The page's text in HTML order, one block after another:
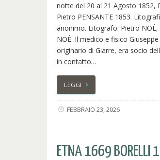
notte del 20 al 21 Agosto 1852,
Pietro PENSANTE 1853.
anonimo. Litografo: Pietro
NOÈ. Il medico e fisico
originario di Giarre, era socio
in contatto…
LEGGI
FEBBRAIO 23, 2026
ETNA 1669 BORELLI